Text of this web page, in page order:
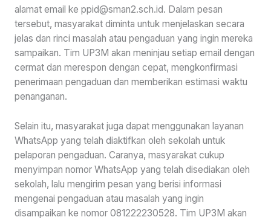
alamat email ke ppid@sman2.sch.id. Dalam pesan
tersebut, masyarakat diminta untuk menjelaskan secara
jelas dan rinci masalah atau pengaduan yang ingin mereka
sampaikan. Tim UP3M akan meninjau setiap email dengan
cermat dan merespon dengan cepat, mengkonfirmasi
penerimaan pengaduan dan memberikan estimasi waktu
penanganan.
Selain itu, masyarakat juga dapat menggunakan layanan
WhatsApp yang telah diaktifkan oleh sekolah untuk
pelaporan pengaduan. Caranya, masyarakat cukup
menyimpan nomor WhatsApp yang telah disediakan oleh
sekolah, lalu mengirim pesan yang berisi informasi
mengenai pengaduan atau masalah yang ingin
disampaikan ke nomor 081222230528. Tim UP3M akan